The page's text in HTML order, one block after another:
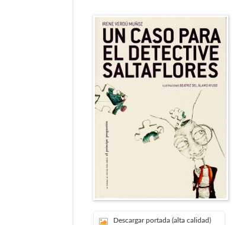
Descargar portada (alta calidad)